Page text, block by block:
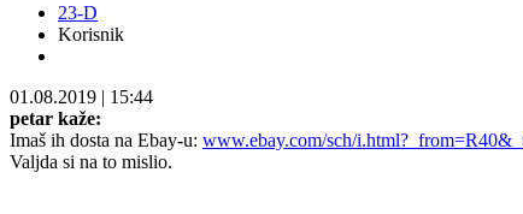
23-D
Korisnik
01.08.2019 | 15:44
petar kaže:
Imaš ih dosta na Ebay-u: www.ebay.com/sch/
Valjda si na to mislio.